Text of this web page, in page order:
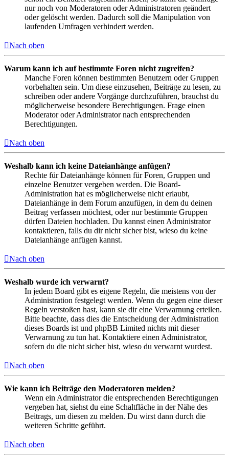
nur noch von Moderatoren oder Administratoren geändert
oder gelöscht werden. Dadurch soll die Manipulation von
laufenden Umfragen verhindert werden.
Nach oben
Warum kann ich auf bestimmte Foren nicht zugreifen?
Manche Foren können bestimmten Benutzern oder Gruppen
vorbehalten sein. Um diese einzusehen, Beiträge zu lesen, zu
schreiben oder andere Vorgänge durchzuführen, brauchst du
möglicherweise besondere Berechtigungen. Frage einen
Moderator oder Administrator nach entsprechenden
Berechtigungen.
Nach oben
Weshalb kann ich keine Dateianhänge anfügen?
Rechte für Dateianhänge können für Foren, Gruppen und
einzelne Benutzer vergeben werden. Die Board-
Administration hat es möglicherweise nicht erlaubt,
Dateianhänge in dem Forum anzufügen, in dem du deinen
Beitrag verfassen möchtest, oder nur bestimmte Gruppen
dürfen Dateien hochladen. Du kannst einen Administrator
kontaktieren, falls du dir nicht sicher bist, wieso du keine
Dateianhänge anfügen kannst.
Nach oben
Weshalb wurde ich verwarnt?
In jedem Board gibt es eigene Regeln, die meistens von der
Administration festgelegt werden. Wenn du gegen eine dieser
Regeln verstoßen hast, kann sie dir eine Verwarnung erteilen.
Bitte beachte, dass dies die Entscheidung der Administration
dieses Boards ist und phpBB Limited nichts mit dieser
Verwarnung zu tun hat. Kontaktiere einen Administrator,
sofern du die nicht sicher bist, wieso du verwarnt wurdest.
Nach oben
Wie kann ich Beiträge den Moderatoren melden?
Wenn ein Administrator die entsprechenden Berechtigungen
vergeben hat, siehst du eine Schaltfläche in der Nähe des
Beitrags, um diesen zu melden. Du wirst dann durch die
weiteren Schritte geführt.
Nach oben